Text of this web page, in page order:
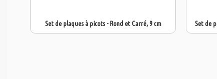
Set de plaques à picots - Rond et Carré, 9 cm Set de